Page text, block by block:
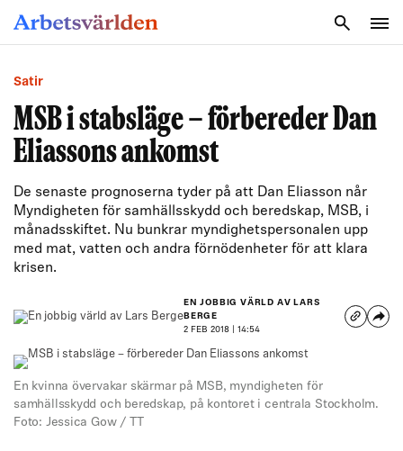
Satir
MSB i stabsläge – förbereder Dan
Eliassons ankomst
De senaste prognoserna tyder på att Dan Eliasson når
Myndigheten för samhällsskydd och beredskap, MSB, i
månadsskiftet. Nu bunkrar myndighetspersonalen upp
med mat, vatten och andra förnödenheter för att klara
krisen.
EN JOBBIG VÄRLD AV LARS
BERGE
2 FEB 2018 | 14:54
En kvinna övervakar skärmar på MSB, myndigheten för
samhällsskydd och beredskap, på kontoret i centrala Stockholm.
Foto: Jessica Gow / TT